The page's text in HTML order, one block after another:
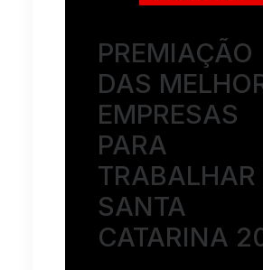
PREMIAÇÃO
DAS
EMPRESAS
PARA
TRABALHAR
SANTA
CATARINA